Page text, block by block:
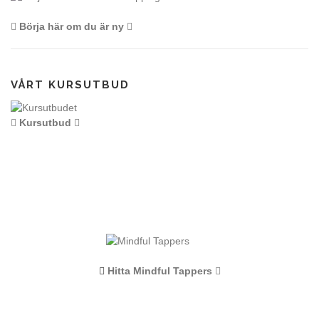
Börja här om du är ny
VÅRT KURSUTBUD
Kursutbud
Hitta Mindful Tappers